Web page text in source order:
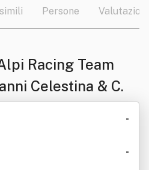
Persone Valutazioni
Racing Team
Celestina & C.
-
-